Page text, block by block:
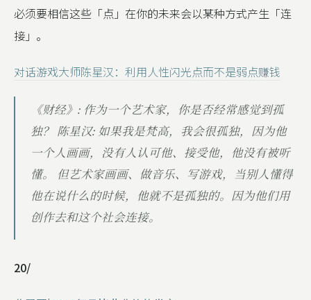
必须要相信这些「点」在你的未来会以某种方式产生「连
接」。
对话游戏大师陈星汉：利用人性闪光点而不是弱点赚钱
《财经》: 作为一个艺术家，你是否经常感觉到孤
独？ 陈星汉: 如果我是梵高，我会很孤独，因为他
一个人画画，没有人认可他、接受他，他没有被听
懂。 但艺术家画画、做音乐、写游戏，当别人懂得
他在说什么的时候，他就不是孤独的。因为他们用
创作去和这个社会连接。
20/